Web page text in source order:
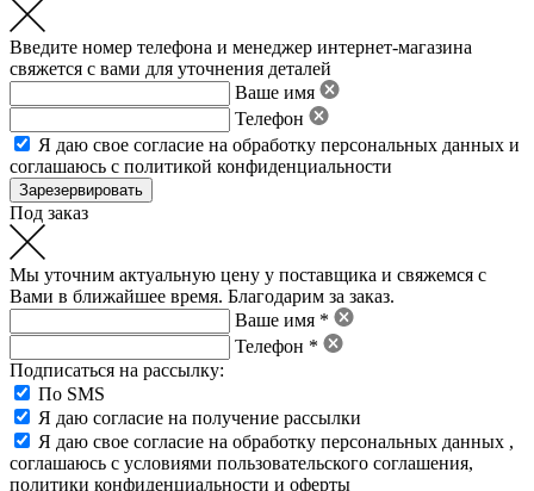
Введите номер телефона и менеджер интернет-магазина
свяжется с вами для уточнения деталей
Ваше имя
Телефон
Я даю свое согласие на обработку персональных данных и
соглашаюсь с политикой конфиденциальности
Под заказ
Мы уточним актуальную цену у поставщика и свяжемся с
Вами в ближайшее время. Благодарим за заказ.
Ваше имя *
Телефон *
Подписаться на рассылку:
По SMS
Я даю согласие на получение рассылки
Я даю свое согласие на обработку персональных данных ,
соглашаюсь с условиями пользовательского соглашения,
политики конфиденциальности и оферты